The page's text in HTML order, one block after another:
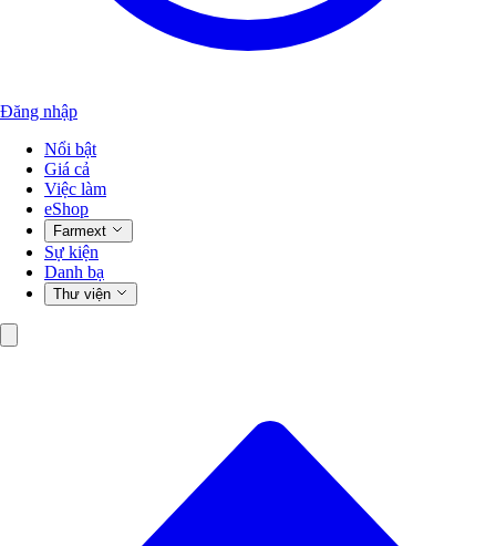
Đăng nhập
Nổi bật
Giá cả
Việc làm
eShop
Farmext
Sự kiện
Danh bạ
Thư viện